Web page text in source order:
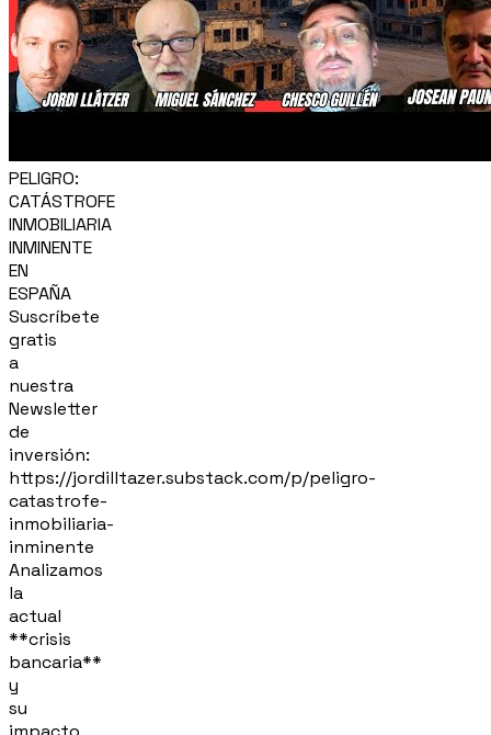
PELIGRO:
CATÁSTROFE
INMOBILIARIA
INMINENTE
EN
ESPAÑA
Suscríbete
gratis
a
nuestra
Newsletter
de
inversión:
https://jordilltazer.substack.com/p/peligro-
catastrofe-
inmobiliaria-
inminente
Analizamos
la
actual
**crisis
bancaria**
y
su